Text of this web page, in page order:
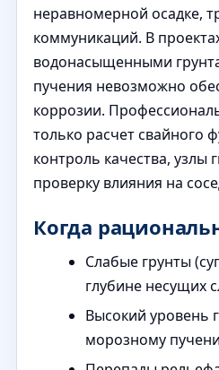
неравномерной осадке,
коммуникаций. В
водонасыщенными
пучения невозможно
коррозии.
только расчет свайного
контроль качества, узлы
проверку влияния на
Когда
Слабые грунты
глубине несущих
Высокий уровень
морозному